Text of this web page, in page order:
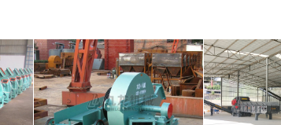
全自动削片机 生物质